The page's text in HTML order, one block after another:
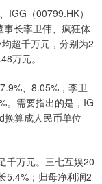
（00799.HK）
长李卫伟、疯狂体
超千万元，分别为2
万元。
、8.05%，李卫
。需要指出的是，IG
换算成人民币单位
万元。三七互娱20
5.4%；归母净利润2